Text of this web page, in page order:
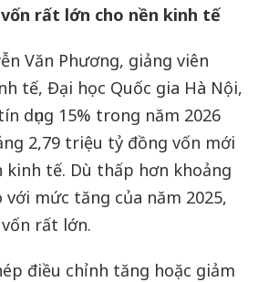
rất lớn cho nền kinh tế
Văn Phương, giảng viên
tế, Đại học Quốc gia Hà Nội,
dụng 15% trong năm 2026
2,79 triệu tỷ đồng vốn mới
kinh tế. Dù thấp hơn khoảng
với mức tăng của năm 2025,
rất lớn.
điều chỉnh tăng hoặc giảm